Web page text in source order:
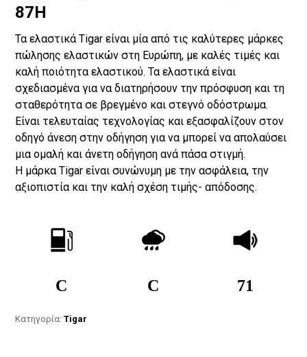
87H
Τα ελαστικά Tigar είναι μία από τις καλύτερες μάρκες
πώλησης ελαστικών στη Ευρώπη, με καλές τιμές και
καλή ποιότητα ελαστικού. Τα ελαστικά είναι
σχεδιασμένα για να διατηρήσουν την πρόσφυση και τη
σταθερότητα σε βρεγμένο και στεγνό οδόστρωμα.
Είναι τελευταίας τεχνολογίας και εξασφαλίζουν στον
οδηγό άνεση στην οδήγηση για να μπορεί να απολαύσει
μια ομαλή και άνετη οδήγηση ανά πάσα στιγμή.
Η μάρκα Tigar είναι συνώνυμη με την ασφάλεια, την
αξιοπιστία και την καλή σχέση τιμής- απόδοσης.
C C 71
Κατηγορία:Tigar